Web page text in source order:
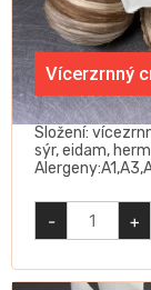
Vícerzrnný
Složení:
sýr, eidam,
-
Vícerzrnný
croissant
se
150g
quantity
+